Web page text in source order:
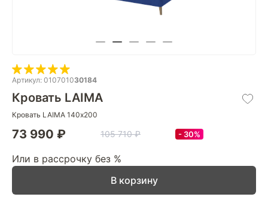
Артикул: 010701030184
Кровать LAIMA
Кровать LAIMA 140х200
73 990 ₽ 105 710 ₽ 30%
Или в рассрочку без %
В корзину